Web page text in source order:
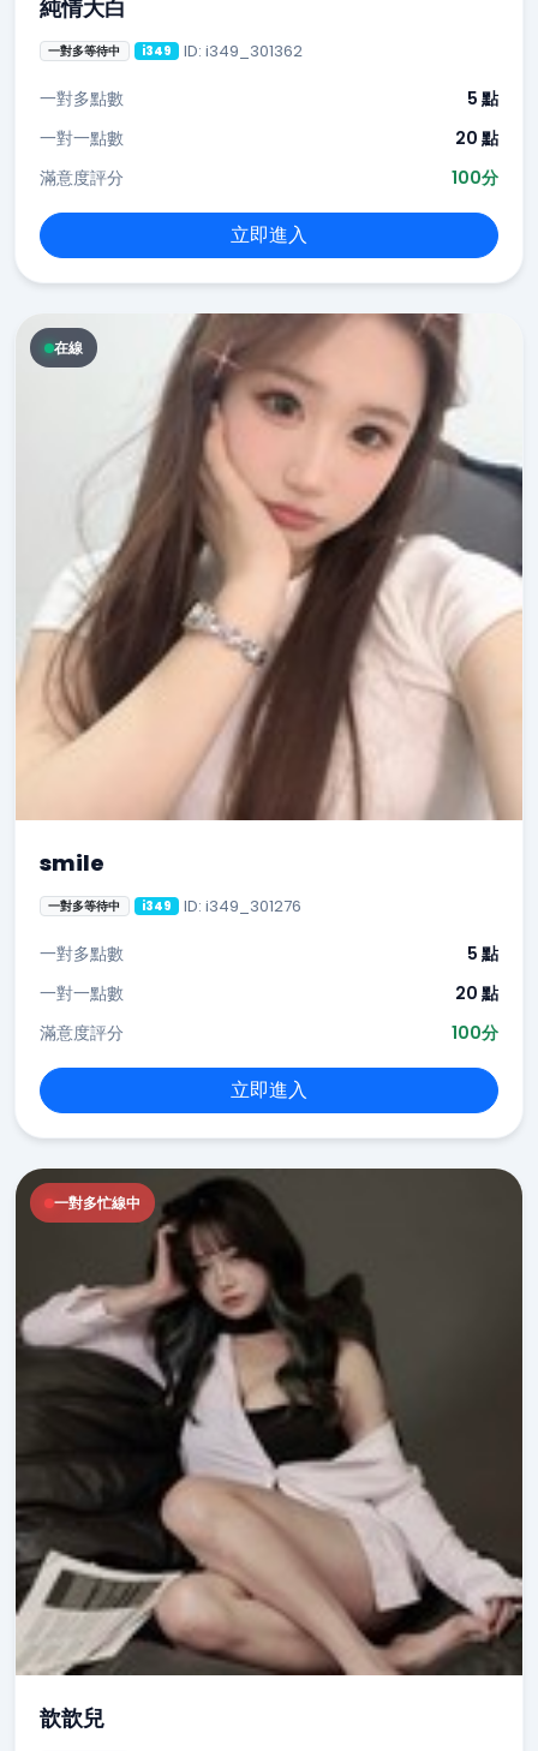
純情大白
一對多等待中 i349 ID: i349_301362
一對多點數
5 點
一對一點數
20 點
滿意度評分
100分
立即進入
在線
smile
一對多等待中 i349 ID: i349_301276
一對多點數
5 點
一對一點數
20 點
滿意度評分
100分
立即進入
一對多忙線中
歆歆兒